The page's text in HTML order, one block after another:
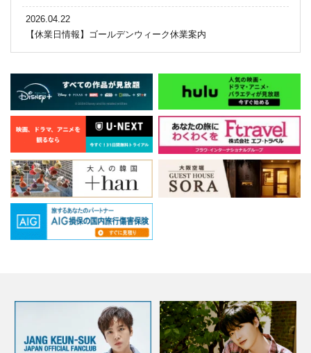
2026.04.22
【休業日情報】ゴールデンウィーク休業案内